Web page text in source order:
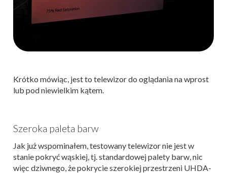
Krótko mówiąc, jest to telewizor do oglądania na wprost
lub pod niewielkim kątem.
Szeroka paleta barw
Jak już wspominałem, testowany telewizor nie jest w
stanie pokryć wąskiej, tj. standardowej palety barw, nic
więc dziwnego, że pokrycie szerokiej przestrzeni UHDA-